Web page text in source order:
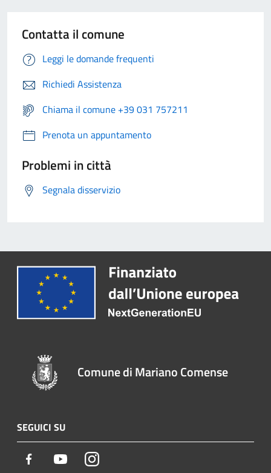
Contatta il comune
Leggi le domande frequenti
Richiedi Assistenza
Chiama il comune +39 031 757211
Prenota un appuntamento
Problemi in città
Segnala disservizio
Comune di Mariano Comense
SEGUICI SU
Facebook YoutubeInstagram